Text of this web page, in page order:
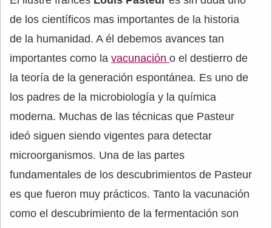
de los científicos mas importantes de la historia
de la humanidad. A él debemos avances tan
importantes como la vacunación o el destierro de
la teoría de la generación espontánea. Es uno de
los padres de la microbiología y la química
moderna. Muchas de las técnicas que Pasteur
ideó siguen siendo vigentes para detectar
microorganismos. Una de las partes
fundamentales de los descubrimientos de Pasteur
es que fueron muy prácticos. Tanto la vacunación
como el descubrimiento de la fermentación son